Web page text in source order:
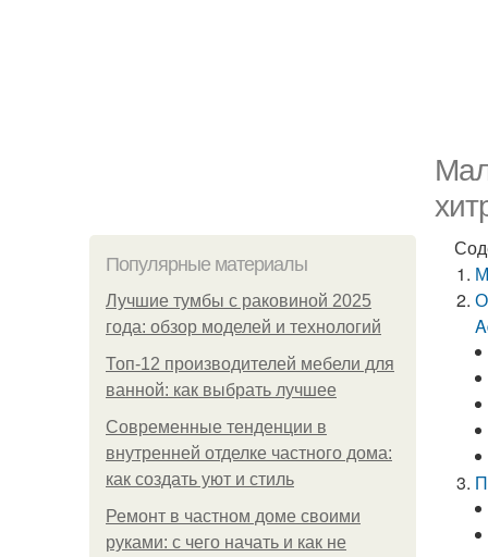
Популярные материалы
Лучшие тумбы с раковиной 2025
года: обзор моделей и технологий
Топ-12 производителей мебели для
ванной: как выбрать лучшее
Современные тенденции в
внутренней отделке частного дома:
как создать уют и стиль
Ремонт в частном доме своими
руками: с чего начать и как не